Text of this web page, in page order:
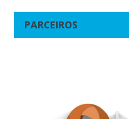
PARCEIROS